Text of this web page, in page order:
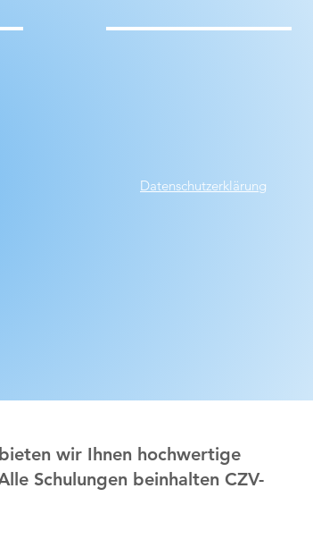
Datenschutzerklärung
wir Ihnen hochwertige
Schulungen beinhalten CZV-